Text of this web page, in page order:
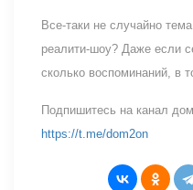
Все-таки не случайно
реалити-шоу? Даже если
сколько воспоминаний, в
Подпишитесь на канал
https://t.me/dom2on